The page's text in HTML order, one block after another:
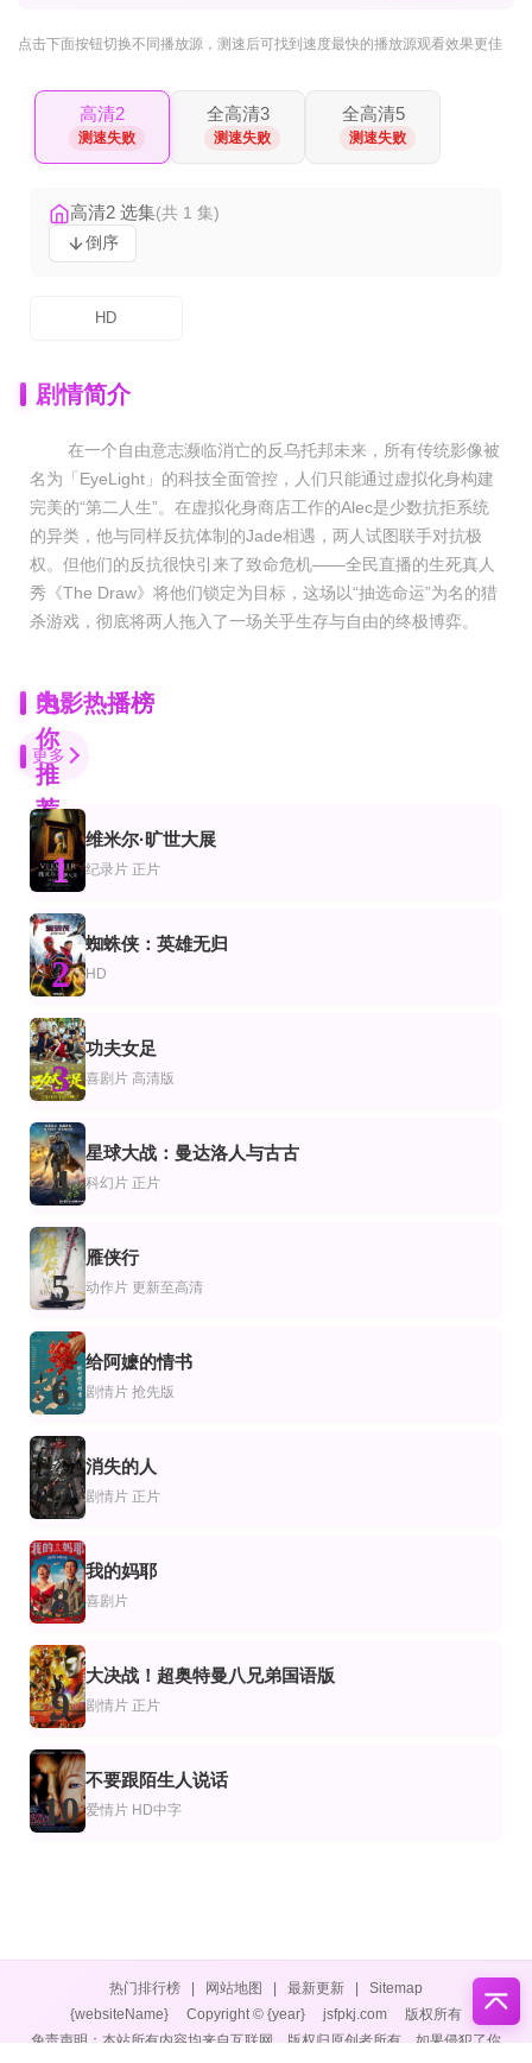
点击下面按钮切换不同播放源 ，测速后可找到速度最快的播放源观看效果更佳
高清2
测速失败
全高清3
测速失败
全高清5
测速失败
高清2 选集(共 1 集)
倒序
HD
剧情简介
在一个自由意志濒临消亡的反乌托邦未来，所有传统影像被
名为「EyeLight」的科技全面管控，人们只能通过虚拟化身构建
完美的“第二人生”。在虚拟化身商店工作的Alec是少数抗拒系统
的异类，他与同样反抗体制的Jade相遇，两人试图联手对抗极
权。但他们的反抗很快引来了致命危机——全民直播的生死真人
秀《The Draw》将他们锁定为目标，这场以“抽选命运”为名的猎
杀游戏，彻底将两人拖入了一场关乎生存与自由的终极博弈。
为
你
推
荐
HD中字
旗鼓相当
HD
曼青
HD
风雨同路粤语
正片
世外
钟雪莹,蔡晓童,张继聪,谢安琪,柯炜林,杨雅文
正片
时空急转弯
让·雷诺,克里斯蒂昂·克拉维埃,瓦莱丽·勒梅西埃,玛丽-安娜·夏泽尔
HD中字
秋刀鱼之味
笠智众,岩下志麻,冈田茉莉子,佐田启二,三上真一郎,吉田辉雄,岸田今日子,杉村
HD
重见天日2024
元秋,伍允龙,嵇嘉禾,雷牧,陈之辉,周小飞,叨叨,刘亚西,许占伟,帕维尔,Neguin,乔曼,
HD中字
德古拉2000
杰拉德·巴特勒,克里斯托弗·普卢默,约翰尼·李·米勒,贾斯蒂恩·瓦戴尔,科琳·菲茨
更新至TC尝鲜版
玉米地的小孩
埃莱娜·康博里斯,艾莉拉·布朗,安德鲁·S·吉尔伯特,艾丽卡·海纳茨,斯蒂芬·亨
HD中字
飓风比安卡
Bianca,Del,Rio,艾伦·卡明,瑞秋·德拉彻
HD
纽约大逃亡
库尔特·拉塞尔,李·范·克里夫,欧内斯特·博格宁,唐纳德·普利森斯,艾萨克·海耶斯
更新至高清
东海龙棺
林枫烨,付赫安琪
福尔摩斯与华生
威尔·法瑞尔,约翰·C·赖利,丽贝卡·豪尔,拉尔夫·费因斯,休·劳瑞,凯莉·麦克唐纳,劳
魅影浮生：附身
亚德里安·埃德蒙松,朱利安·林希德-图特,莎莉·菲利普斯
灌篮高手剧场版4
草尾毅,绿川光,平松晶子,置鲇龙太郎,梁田清之,盐屋翼,田中秀幸,森川智之,神奈
电影热播榜
更多
1
维米尔·旷世大展
纪录片 正片
2
蜘蛛侠：英雄无归
HD
3
功夫女足
喜剧片 高清版
4
星球大战：曼达洛人与古古
科幻片 正片
5
雁侠行
动作片 更新至高清
6
给阿嬷的情书
剧情片 抢先版
7
消失的人
剧情片 正片
8
我的妈耶
喜剧片
9
大决战！超奥特曼八兄弟国语版
剧情片 正片
10
不要跟陌生人说话
爱情片 HD中字
热门排行榜 网站地图 最新更新
Sitemap
{websiteName}
Copyright © {year} jsfpkj.com
版权所有
免责声明：本站所有内容均来自互联网，版权归原创者所有，如果侵犯了你